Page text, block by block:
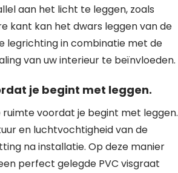
aan het licht te leggen, zoals
kant kan het dwars leggen van de
legrichting in combinatie met de
van uw interieur te beïnvloeden.
je begint met leggen.
voordat je begint met leggen.
en luchtvochtigheid van de
na installatie. Op deze manier
perfect gelegde PVC visgraat